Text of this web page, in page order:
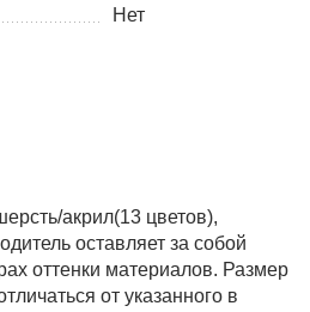
Нет
акрил(13 цветов),
оставляет за собой
оттенки материалов. Размер
от указанного в